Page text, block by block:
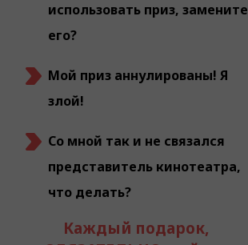
использовать приз, замените
его?
Мой приз аннулированы! Я
злой!
Со мной так и не связался
представитель кинотеатра,
что делать?
Каждый подарок,